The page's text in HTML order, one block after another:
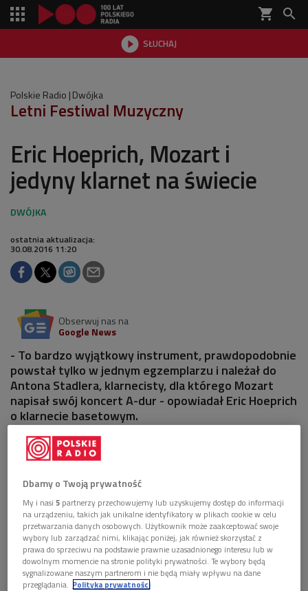
shopping_cart 
 SŁUCHAJ

Polskie Radio Dwójka
Letni Festiwal Muzyczny
Eric Hoeprich, Mozart i
jedyny klarnet na świecie
ostatnia aktualizacja:
30.08.2016 11:20
Obserwuj nas na
Google News
- To bardzo wyjątkowy instrument, prawdopodobnie
powstał tylko w jednym egzemplarzu i należał do
Antona Stadlera, klarnecisty, dla którego Mozart
napisał swój koncert A-dur - opowiadał Eric Hoeprich
o klarnecie basetowym.
AUDIO 1 plik
 03'30
Eric Hoeprich, Mozart i jedyny klarnet na świecie
(Letni festiwal muzyczny/Dwójka)
Dbamy o Twoją prywatność
My i nasi5 partnerzy przechowujemy lub uzyskujemy dostęp do informacji
na urządzeniu, takich jak unikalne identyfikatory w plikach cookie w celu
przetwarzania danych osobowych. Użytkownik może zaakceptować swoje
wybory lub zarządzać nimi, klikając poniżej, jak również skorzystać z
prawa do sprzeciwu na podstawie prawnie uzasadnionego interesu lub w
dowolnym momencie na stronie polityki prywatności. Te wybory będą
sygnalizowane naszym partnerom i nie będą miały wpływu na dane
przeglądania. Polityka prywatności